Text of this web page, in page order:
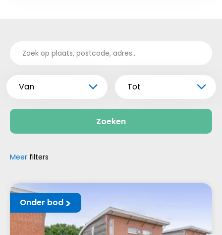
Van Tot
Zoeken
Meer filters
Onder bod